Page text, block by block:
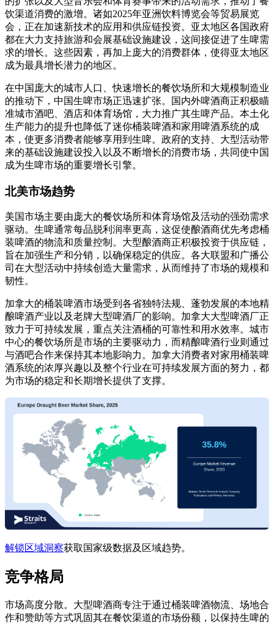
饮渠道消费的激增。诸如2025年亚洲饮料博览会等贸易展览
会，正在加速新技术的应用和供应链投资。亚太地区各国政府
都在大力支持旅游和会展基础设施建设，这间接促进了生啤需
求的增长。这些因素，再加上庞大的消费群体，使得亚太地区
成为最具增长潜力的地区。
在中国庞大的城市人口、快速增长的餐饮场所和大规模制造业
的推动下，中国生啤市场正迅速扩张。国内外啤酒商正积极瞄
准城市酒吧、酒店和体育场馆，大力推广其生啤产品。本土化
生产能力的提升也降低了迷你桶装啤酒和家用啤酒系统的成
本，使更多消费者能够享用到生啤。政府的支持、大型活动带
来的基础设施建设投入以及不断增长的消费市场，共同使中国
成为生啤市场的重要增长引擎。
北美市场趋势
美国市场主要由庞大的餐饮场所和体育场馆及活动的强劲需求
驱动。生啤通常每品脱利润率更高，这促使酿酒商优先考虑桶
装啤酒的物流和质量控制。大型酿酒商正积极投资于供应链，
旨在加强生产和分销，以确保稳定的供应。各大联盟和广播公
司在大型活动中持续创造大量需求，从而维持了市场的规模和
韧性。
加拿大的桶装啤酒市场受到各省独特法规、蓬勃发展的本地精
酿啤酒产业以及老牌大型啤酒厂的影响。加拿大大型啤酒厂正
致力于可持续发展，重点关注酒桶的可靠性和用水效率。城市
中心的餐饮场所是市场的主要驱动力，而精酿啤酒行业则通过
与酒吧合作来保持其本地影响力。加拿大消费者对家用桶装啤
酒系统的浓厚兴趣以及整个行业在可持续发展方面的努力，都
为市场的稳定和长期增长提供了支撑。
解锁区域洞察获取国家级数据及区域趋势。
竞争格局
市场高度分散。大型啤酒商专注于通过桶装啤酒物流、场地合
作和赞助等方式巩固其在餐饮渠道的市场份额，以保持生啤的